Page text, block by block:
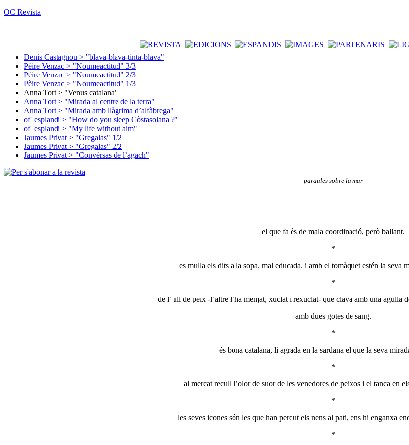
OC Revista
Denis Castagnou > "blava-blava-tinta-blava"
Pèire Venzac > "Noumeactitud" 3/3
Pèire Venzac > "Noumeactitud" 2/3
Pèire Venzac > "Noumeactitud" 1/3
Anna Tort > "Venus catalana"
Anna Tort > "Mirada al centre de la terra"
Anna Tort > "Mirada amb llàgrima d’alfàbrega"
of_esplandi > "How do you sleep Còstasolana ?"
of_esplandi > "My life without aim"
Jaumes Privat > "Gregalas" 1/2
Jaumes Privat > "Gregalas" 2/2
Jaumes Privat > "Convèrsas de l’agach"
paraules sobre la mar
el que fa és de mala coordinació, però ballant.
*
es mulla els dits a la sopa. mal educada. i amb el tomàquet estén la seva
*
de l’ ull de peix -l’altre l’ha menjat, xuclat i rexuclat- que clava amb una agulla
amb dues gotes de sang.
*
és bona catalana, li agrada en la sardana el que la seva
*
al mercat recull l’olor de suor de les venedores de peixos i el tanca en
*
les seves icones són les que han perdut els nens al pati, ens hi enganxa
*